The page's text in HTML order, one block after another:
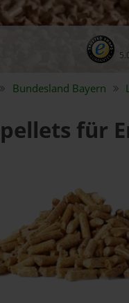
Bundesland Bayern
für